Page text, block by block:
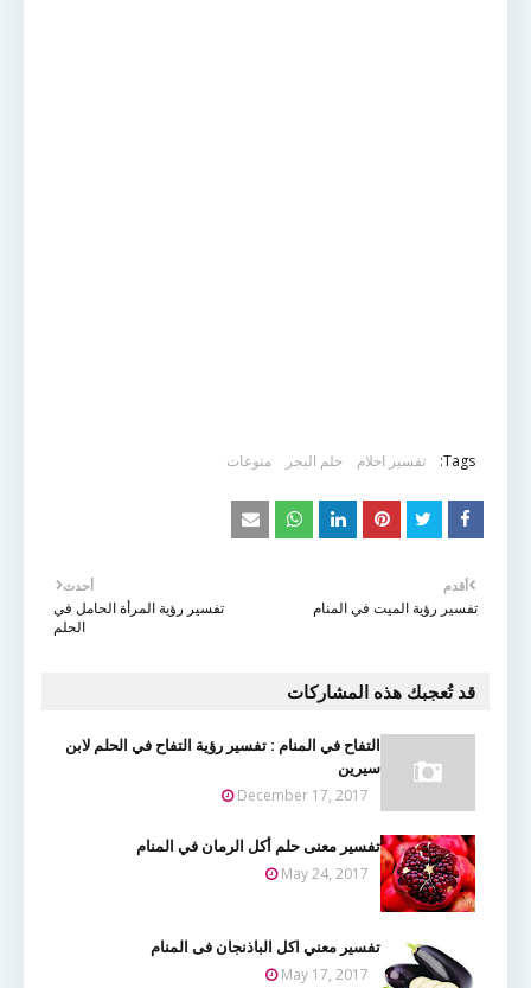
Tags: تفسير احلام حلم البحر منوعات
أحدث
تفسير رؤية المرأة الحامل في
الحلم
أقدم
تفسير رؤية الميت في المنام
قد تُعجبك هذه المشاركات
التفاح في المنام : تفسير رؤية التفاح في الحلم لابن
سيرين
December 17, 2017
تفسير معنى حلم أكل الرمان في المنام
May 24, 2017
تفسير معني اكل الباذنجان فى المنام
May 17, 2017